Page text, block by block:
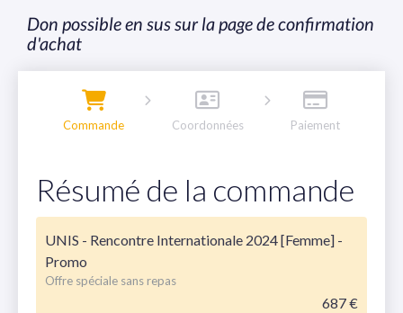
Don possible en sus sur la page de confirmation
d'achat
Commande Coordonnées Paiement
Résumé de la commande
UNIS - Rencontre Internationale 2024 [Femme] -
Promo
Offre spéciale sans repas
687 €